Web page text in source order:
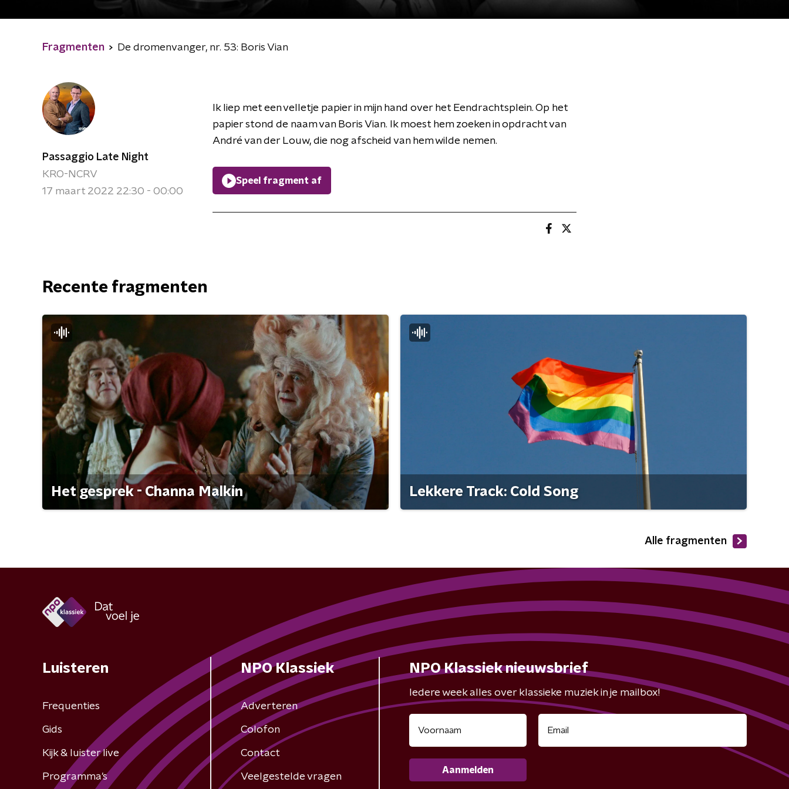
Fragmenten De dromenvanger, nr. 53: Boris Vian
Passaggio Late Night
KRO-NCRV
17 maart 2022 22:30 - 00:00
Ik liep met een velletje papier in mijn hand over het Eendrachtsplein. Op het
papier stond de naam van Boris Vian. Ik moest hem zoeken in opdracht van
André van der Louw, die nog afscheid van hem wilde nemen.
Speel fragment af
Recente fragmenten
Het gesprek - Channa Malkin Lekkere Track: Cold Song
Alle fragmenten
Luisteren
Frequenties
Gids
Kijk & luister live
Programma's
NPO Klassiek
Adverteren
Colofon
Contact
Veelgestelde vragen
NPO Klassiek nieuwsbrief
Iedere week alles over klassieke muziek in je mailbox!
Aanmelden